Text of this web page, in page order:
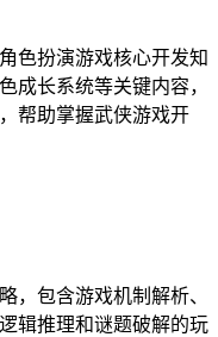
色扮演游戏核心开发知
成长系统等关键内容，
帮助掌握武侠游戏开
，包含游戏机制解析、
辑推理和谜题破解的玩